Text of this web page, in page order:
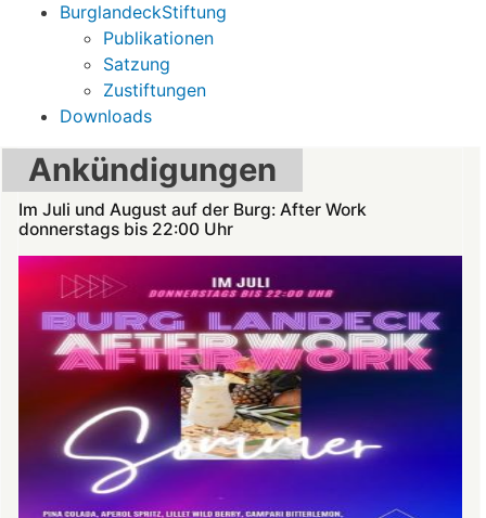
BurglandeckStiftung
Publikationen
Satzung
Zustiftungen
Downloads
Ankündigungen
Im Juli und August auf der Burg: After Work
donnerstags bis 22:00 Uhr